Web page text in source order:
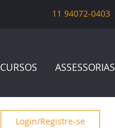
11 94072-0403
CURSOS ASSESSORIAS
Login/Registre-se